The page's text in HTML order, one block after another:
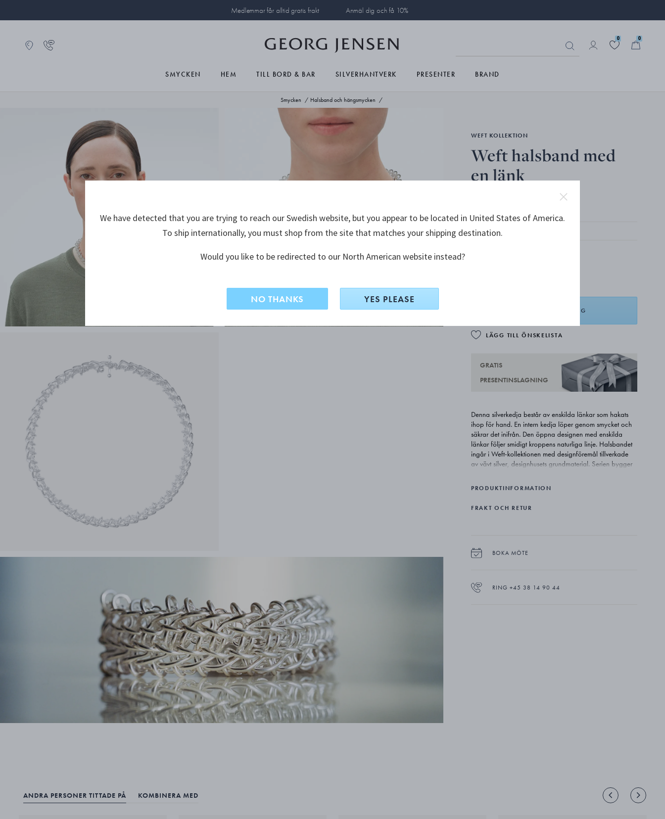
Medlemmar får alltid gratis frakt Anmäl dig och få 10%
0 0
SMYCKEN HEM TILL BORD & BAR SILVERHANTVERK PRESENTER BRAND
Smycken Halsband och hängsmycken
WEFT KOLLEKTION
Weft halsband med
en länk
LÄGG I VARUKORG
LÄGG TILL ÖNSKELISTA
GRATIS
PRESENTINSLAGNING
Denna silverkedja består av enskilda länkar som hakats
ihop för hand. En intern kedja löper genom smycket och
säkrar det inifrån. Den öppna designen med enskilda
länkar följer smidigt kroppens naturliga linje. Halsbandet
ingår i Weft-kollektionen med designföremål tillverkade
av vävt silver, designhusets grundmaterial. Serien bygger
och omtolkar arkiverade trådmotiv till moderna smycken
PRODUKTINFORMATION
FRAKT OCH RETUR
BOKA MÖTE
RING +45 38 14 90 44
ANDRA PERSONER TITTADE PÅ KOMBINERA MED
We have detected that you are trying to reach our Swedish website, but you appear to be located in United States of America.
To ship internationally, you must shop from the site that matches your shipping destination.
Would you like to be redirected to our North American website instead?
NO THANKS YES PLEASE